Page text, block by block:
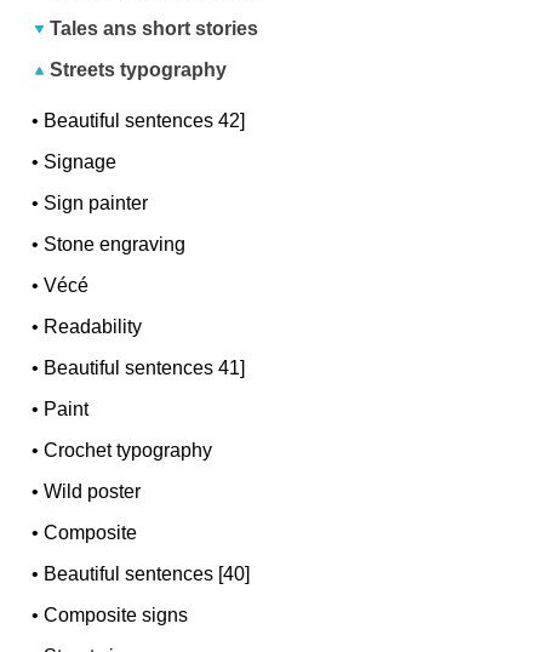
Tales ans short stories
Streets typography
• Beautiful sentences 42]
• Signage
• Sign painter
• Stone engraving
•Vécé
• Readability
• Beautiful sentences 41]
• Paint
•Crochet typography
•Wild poster
•Composite
• Beautiful sentences [40]
•Composite signs